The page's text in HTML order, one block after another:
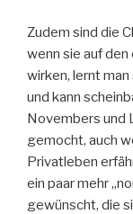
Zudem sind die
wenn sie auf
wirken, lernt
und kann
Novembers und
gemocht, auch
Privatleben
ein paar mehr
gewünscht, die